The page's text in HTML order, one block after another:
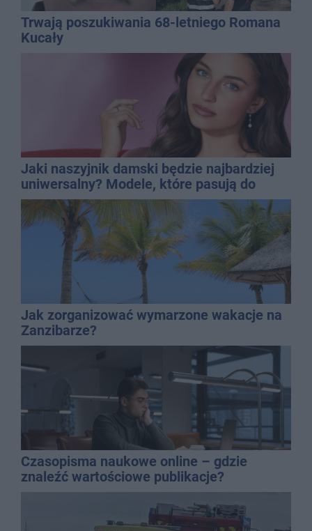
Trwają poszukiwania 68-letniego Romana
Kucały
Jaki naszyjnik damski będzie najbardziej
uniwersalny? Modele, które pasują do
wielu stylizacji
Jak zorganizować wymarzone wakacje na
Zanzibarze?
Czasopisma naukowe online – gdzie
znaleźć wartościowe publikacje?